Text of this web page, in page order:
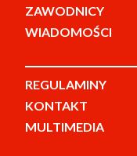
ZAWODNICY
WIADOMOŚCI
REGULAMINY
KONTAKT
MULTIMEDIA